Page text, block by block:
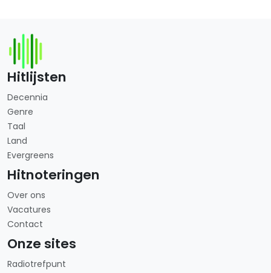
Hitlijsten
Decennia
Genre
Taal
Land
Evergreens
Hitnoteringen
Over ons
Vacatures
Contact
Onze sites
Radiotrefpunt